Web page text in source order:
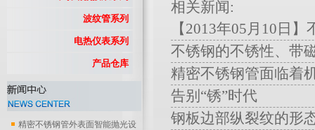
波纹管系列
电热仪表系列
产品仓库
精密不锈钢管外表面智能抛光设
相关新闻:
【2013年05月10日
不锈钢的不锈性、带
精密不锈钢管面临着
告别“锈”时代
钢板边部纵裂纹的形